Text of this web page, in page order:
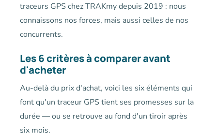
traceurs GPS chez TRAKmy depuis 2019 : nous
connaissons nos forces, mais aussi celles de nos
concurrents.
Les 6 critères à comparer avant
d'acheter
Au-delà du prix d'achat, voici les six éléments qui
font qu'un traceur GPS tient ses promesses sur la
durée — ou se retrouve au fond d'un tiroir après
six mois.